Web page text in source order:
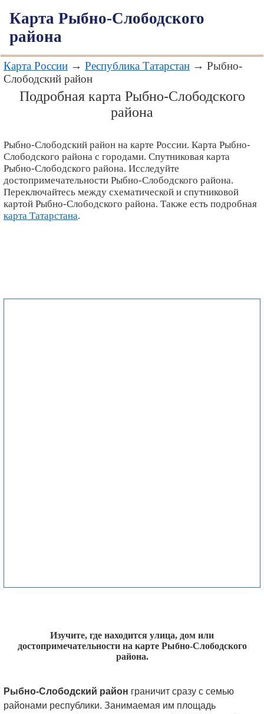
Карта Рыбно-Слободского
района
Карта России → Республика Татарстан → Рыбно-
Слободский район
Подробная карта Рыбно-Слободского
района
Рыбно-Слободский район на карте России. Карта Рыбно-
Слободского района с городами. Спутниковая карта
Рыбно-Слободского района. Исследуйте
достопримечательности Рыбно-Слободского района.
Переключайтесь между схематической и спутниковой
картой Рыбно-Слободского района. Также есть подробная
карта Татарстана.
Изучите, где находится улица, дом или
достопримечательности на карте Рыбно-Слободского
района.
Рыбно-Слободский район граничит сразу с семью
районами республики. Занимаемая им площадь